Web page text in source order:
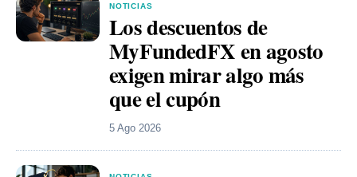
NOTICIAS
Los descuentos de
MyFundedFX en agosto
exigen mirar algo más
que el cupón
5 Ago 2026